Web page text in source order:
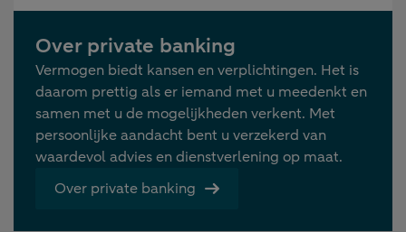
Over private banking
Vermogen biedt kansen en verplichtingen. Het is
daarom prettig als er iemand met u meedenkt en
samen met u de mogelijkheden verkent. Met
persoonlijke aandacht bent u verzekerd van
waardevol advies en dienstverlening op maat.
Over private banking